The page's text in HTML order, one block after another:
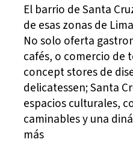
El barrio de Santa
de esas zonas de
No solo oferta
cafés, o comercio de
concept stores de
delicatessen; Santa
espacios culturales,
caminables y una
más